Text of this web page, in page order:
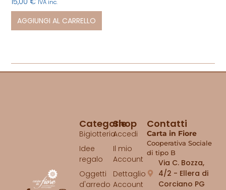
IVA inc.
AGGIUNGI AL CARRELLO
Contatti
Carta in Fiore
Cooperativa Sociale
di tipo B
Via C. Bozza,
4/2 - Ellera di
Corciano PG
Shop
Accedi
Il mio
Account
Dettaglio
Account
Categorie
Bigiotteria
Idee
regalo
Oggetti
d'arredo